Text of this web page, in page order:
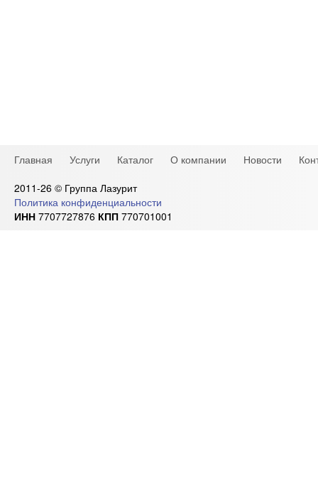
Главная Услуги Каталог О компании Новости
2011-26 © Группа Лазурит
Политика конфиденциальности
ИНН 7707727876 КПП 770701001